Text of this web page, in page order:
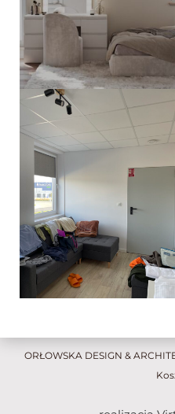
ORŁOWSKA DESIGN &